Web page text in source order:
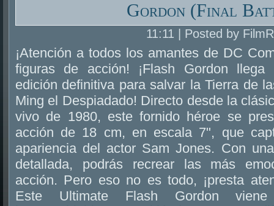
Gordon (Final
11:11 | Posted by
¡Atención a todos los amantes de DC
figuras de acción! ¡Flash Gordon llega
edición definitiva para salvar la Tierra de
Ming el Despiadado! Directo desde la
vivo de 1980, este fornido héroe se
acción de 18 cm, en escala 7", que
apariencia del actor Sam Jones. Con
detallada, podrás recrear las más
acción. Pero eso no es todo, ¡presta
Este Ultimate Flash Gordon